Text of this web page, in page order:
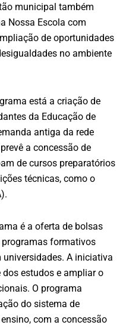
municipal também
Nossa Escola com
de oportunidades
no ambiente
está a criação de
da Educação de
antiga da rede
a concessão de
de cursos preparatórios
técnicas, como o
é a oferta de bolsas
formativos
A iniciativa
estudos e ampliar o
O programa
do sistema de
com a concessão